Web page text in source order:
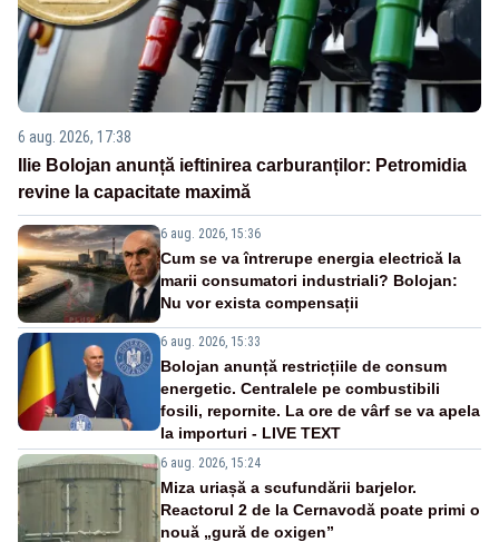
6 aug. 2026, 17:38
Ilie Bolojan anunță ieftinirea carburanților: Petromidia
revine la capacitate maximă
6 aug. 2026, 15:36
Cum se va întrerupe energia electrică la
marii consumatori industriali? Bolojan:
Nu vor exista compensații
6 aug. 2026, 15:33
Bolojan anunță restricțiile de consum
energetic. Centralele pe combustibili
fosili, repornite. La ore de vârf se va apela
la importuri - LIVE TEXT
6 aug. 2026, 15:24
Miza uriașă a scufundării barjelor.
Reactorul 2 de la Cernavodă poate primi o
nouă „gură de oxigen”